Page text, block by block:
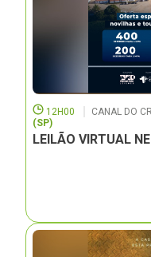
12H00 CANAL DO
(SP)
LEILÃO VIRTUAL